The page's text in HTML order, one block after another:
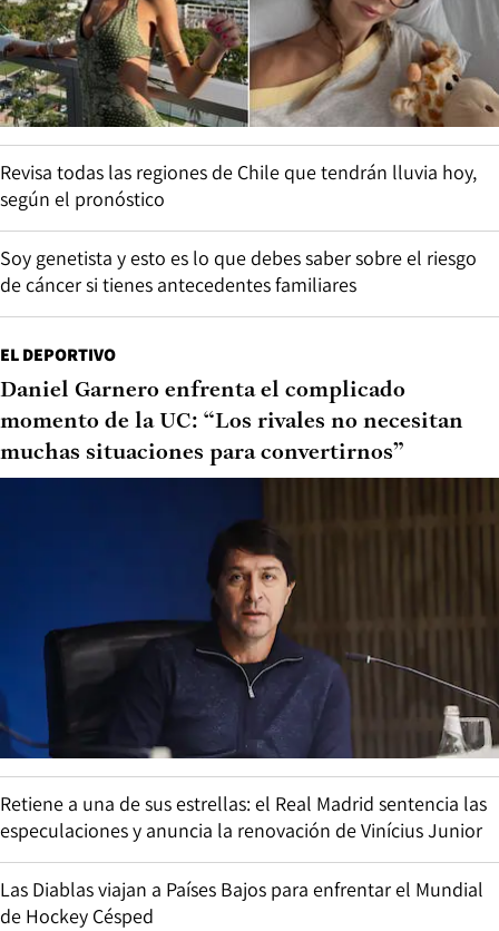
Revisa todas las regiones de Chile que tendrán lluvia hoy,
según el pronóstico
Soy genetista y esto es lo que debes saber sobre el riesgo
de cáncer si tienes antecedentes familiares
EL DEPORTIVO
Daniel Garnero enfrenta el complicado
momento de la UC: “Los rivales no necesitan
muchas situaciones para convertirnos”
Retiene a una de sus estrellas: el Real Madrid sentencia las
especulaciones y anuncia la renovación de Vinícius Junior
Las Diablas viajan a Países Bajos para enfrentar el Mundial
de Hockey Césped